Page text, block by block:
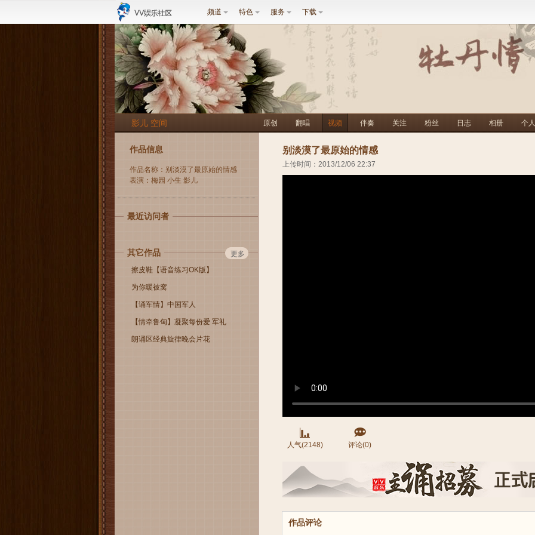
频道 特色 服务 下载
影儿 空间 原创 翻唱 视频 伴奏 关注 粉丝 日志 相册 个
作品信息
作品名称：别淡漠了最原始的情感
表演：梅园 小生 影儿
最近访问者
其它作品
更多
擦皮鞋【语音练习OK版】
为你暖被窝
【诵军情】中国军人
【情牵鲁甸】凝聚每份爱 军礼
朗诵区经典旋律晚会片花
别淡漠了最原始的情感
上传时间：2013/12/06 22:37
人气(2148) 评论(0)
作品评论